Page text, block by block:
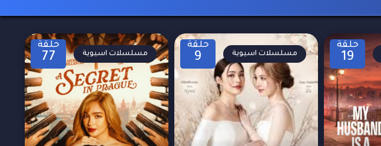
حلقة
19
حلقة
9 مسلسلات اسيوية
حلقة
77 مسلسلات اسيوية